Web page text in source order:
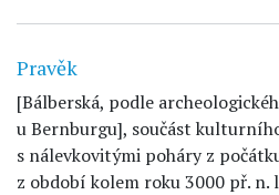
Pravěk
[Bálberská, podle
u Bernburgu], součást
s nálevkovitými poháry z
z období kolem roku 3000 př. n.